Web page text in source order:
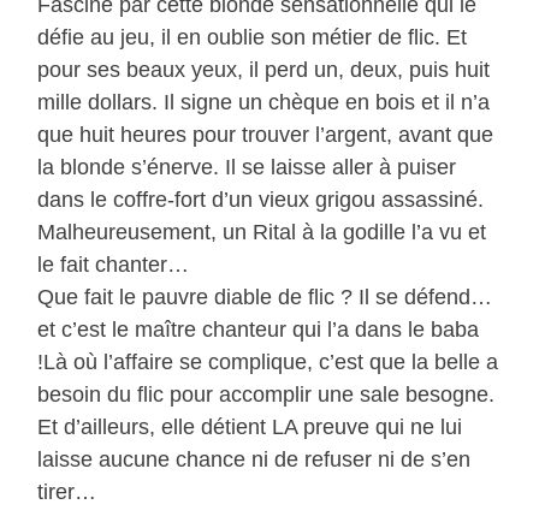
Fasciné par cette blonde sensationnelle qui le
défie au jeu, il en oublie son métier de flic. Et
pour ses beaux yeux, il perd un, deux, puis huit
mille dollars. Il signe un chèque en bois et il n’a
que huit heures pour trouver l’argent, avant que
la blonde s’énerve. Il se laisse aller à puiser
dans le coffre-fort d’un vieux grigou assassiné.
Malheureusement, un Rital à la godille l’a vu et
le fait chanter…
Que fait le pauvre diable de flic ? Il se défend…
et c’est le maître chanteur qui l’a dans le baba
!Là où l’affaire se complique, c’est que la belle a
besoin du flic pour accomplir une sale besogne.
Et d’ailleurs, elle détient LA preuve qui ne lui
laisse aucune chance ni de refuser ni de s’en
tirer…